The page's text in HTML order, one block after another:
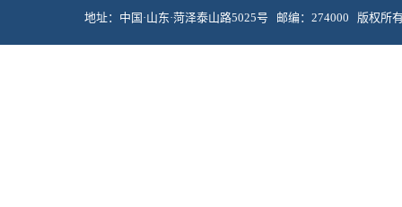
地址：中国·山东·菏泽泰山路5025号 邮编：274000 版权所